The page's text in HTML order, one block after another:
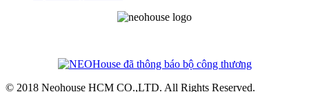
© 2018 Neohouse HCM CO.,LTD. All Rights Reserved.